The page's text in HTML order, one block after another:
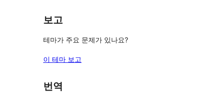
보고
테마가 주요 문제가 있나요?
이 테마 보고
번역